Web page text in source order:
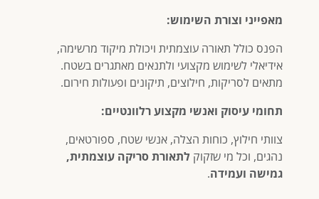
מאפייני וצורת השימוש:
הפנס כולל תאורה עוצמתית ויכולת מיקוד מרשימה,
אידיאלי לשימוש מקצועי ולתנאים מאתגרים בשטח.
מתאים לסריקות, חילוצים, תיקונים ופעולות חירום.
תחומי עיסוק ואנשי מקצוע רלוונטיים:
צוותי חילוץ, כוחות הצלה, אנשי שטח, ספורטאים,
נהגים, וכל מי שזקוק לתאורת סריקה עוצמתית,
גמישה ועמידה.